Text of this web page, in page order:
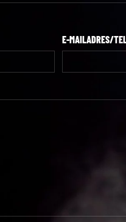
E-MAILADRES/